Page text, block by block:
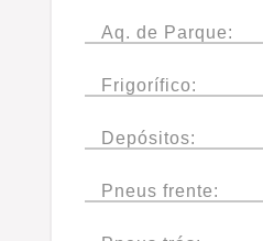
Aq. de Parque:
Frigorífico:
Depósitos:
Pneus frente: